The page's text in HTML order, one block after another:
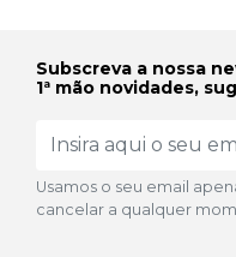
Subscreva a nossa
1ª mão novidades,
Usamos o seu email
cancelar a qualquer